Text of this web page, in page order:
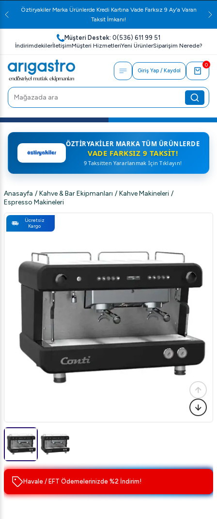
Öztiryakiler Marka Ürünlerde Kredi Kartına Vade Farksız 9 Ay'a Varan
Taksit İmkanı!
Müşteri Destek: 0(536) 611 99 51
İndirimdekilerİletişimMüşteri HizmetleriYeni ÜrünlerSiparişim Nerede?
Giriş Yap / Kaydol
0
ÖZTIRYAKILER MARKA TÜM ÜRÜNLERDE
VADE FARKSIZ 9 TAKSIT!
9 Taksitten Yararlanmak İçin Tıklayın!
Anasayfa / Kahve & Bar Ekipmanları / Kahve Makineleri /
Espresso Makineleri
Ücretsiz
Kargo
Havale / EFT Ödemelerinizde %2 İndirim!